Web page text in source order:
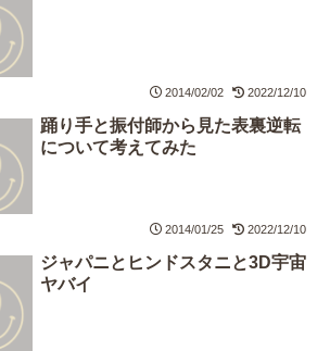
2014/02/02 2022/12/10
踊り手と振付師から見た表裏逆転
について考えてみた
2014/01/25 2022/12/10
ジャパニとヒンドスタニと3D宇宙
ヤバイ